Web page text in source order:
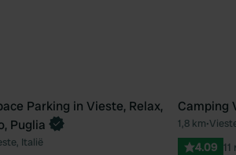
Favoriet
Parking in Vieste, Relax,
Puglia
Italië
Camping
1,8 km•
4.09